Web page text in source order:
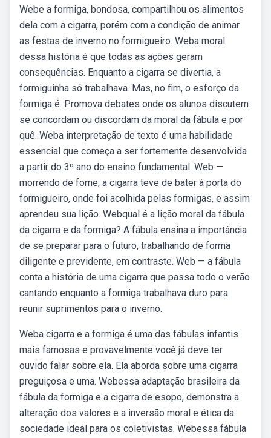
Webe a formiga, bondosa, compartilhou os alimentos
dela com a cigarra, porém com a condição de animar
as festas de inverno no formigueiro. Weba moral
dessa história é que todas as ações geram
consequências. Enquanto a cigarra se divertia, a
formiguinha só trabalhava. Mas, no fim, o esforço da
formiga é. Promova debates onde os alunos discutem
se concordam ou discordam da moral da fábula e por
quê. Weba interpretação de texto é uma habilidade
essencial que começa a ser fortemente desenvolvida
a partir do 3º ano do ensino fundamental. Web —
morrendo de fome, a cigarra teve de bater à porta do
formigueiro, onde foi acolhida pelas formigas, e assim
aprendeu sua lição. Webqual é a lição moral da fábula
da cigarra e da formiga? A fábula ensina a importância
de se preparar para o futuro, trabalhando de forma
diligente e previdente, em contraste. Web — a fábula
conta a história de uma cigarra que passa todo o verão
cantando enquanto a formiga trabalhava duro para
reunir suprimentos para o inverno.
Weba cigarra e a formiga é uma das fábulas infantis
mais famosas e provavelmente você já deve ter
ouvido falar sobre ela. Ela aborda sobre uma cigarra
preguiçosa e uma. Webessa adaptação brasileira da
fábula da formiga e a cigarra de esopo, demonstra a
alteração dos valores e a inversão moral e ética da
sociedade ideal para os coletivistas. Webessa fábula